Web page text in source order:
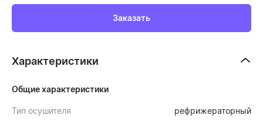
Заказать
Характеристики
Общие характеристики
Тип осушителя рефрижераторный